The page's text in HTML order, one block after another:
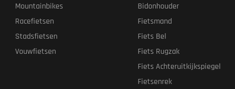
Mountainbikes
Racefietsen
Stadsfietsen
Vouwfietsen
Bidonhouder
Fietsmand
Fiets Bel
Fiets Rugzak
Fiets Achteruitkijkspiegel
Fietsenrek